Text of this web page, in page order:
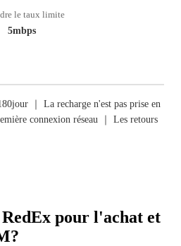
le taux limite
5mbps
｜ La recharge n'est pas prise en
connexion réseau ｜ Les retours
pour l'achat et